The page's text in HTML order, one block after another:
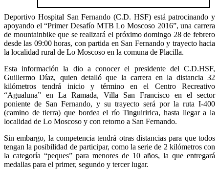
Deportivo Hospital San Fernando (C.D. HSF) está patrocinando y
apoyando el “Primer Desafío MTB Lo Moscoso 2016”, una carrera
de mountainbike que se realizará el próximo domingo 28 de febrero
desde las 09:00 horas, con partida en San Fernando y trayecto hacia
la localidad rural de Lo Moscoso en la comuna de Placilla.
Esta información la dio a conocer el presidente del C.D.HSF,
Guillermo Díaz, quien detalló que la carrera en la distancia 32
kilómetros tendrá inicio y término en el Centro Recreativo
“Agualuna” en La Ramada, Villa San Francisco en el sector
poniente de San Fernando, y su trayecto será por la ruta I-400
(camino de tierra) que bordea el río Tinguiririca, hasta llegar a la
localidad de Lo Moscoso y con retorno a San Fernando.
Sin embargo, la competencia tendrá otras distancias para que todos
tengan la posibilidad de participar, como la serie de 2 kilómetros con
la categoría “peques” para menores de 10 años, la que entregará
medallas para el primer, segundo y tercer lugar.